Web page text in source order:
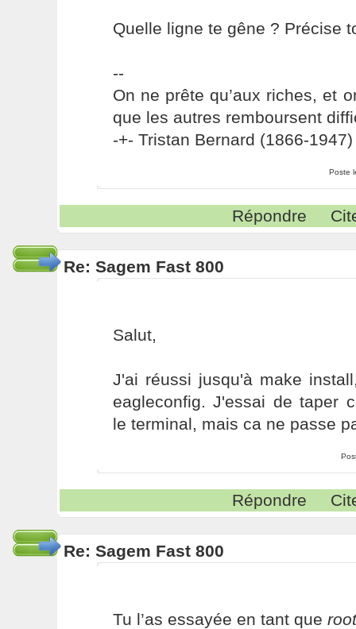
Quelle ligne te gêne ? Précise
--
On ne prête qu’aux riches, et
que les autres remboursent
-+- Tristan Bernard (1866-1947)
Poste
Répondre
Re: Sagem Fast 800
Salut,
J'ai réussi jusqu'à make
eagleconfig. J'essai de taper
le terminal, mais ca ne passe
Répondre
Re: Sagem Fast 800
Tu l’as essayée en tant que root